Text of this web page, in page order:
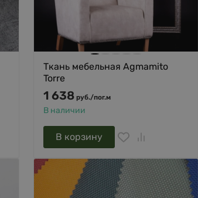
Ткань мебельная Agmamito
Torre
1 638 руб./пог.м
В наличии
В корзину